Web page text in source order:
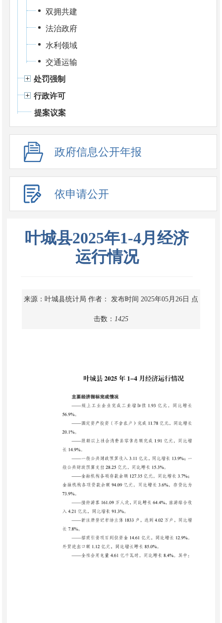
双拥共建
法治政府
水利领域
交通运输
处罚强制
行政许可
提案议案
政府信息公开年报
依申请公开
叶城县2025年1-4月经济
运行情况
来源：叶城县统计局 作者： 发布时间 2025年05月26日 点
击数： 1425